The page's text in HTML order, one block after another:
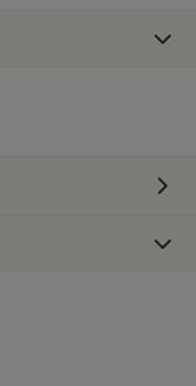
Vert : Bleu